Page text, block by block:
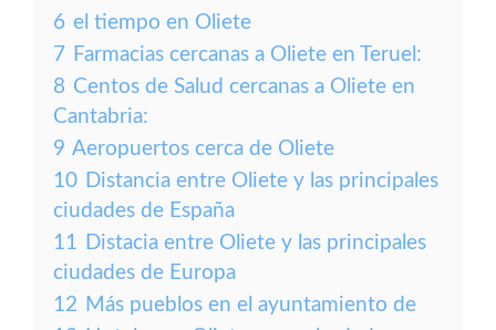
6 el tiempo en Oliete
7 Farmacias cercanas a Oliete en Teruel:
8 Centos de Salud cercanas a Oliete en
Cantabria:
9 Aeropuertos cerca de Oliete
10 Distancia entre Oliete y las principales
ciudades de España
11 Distacia entre Oliete y las principales
ciudades de Europa
12 Más pueblos en el ayuntamiento de